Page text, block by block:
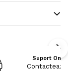
Suport
Contacteaza